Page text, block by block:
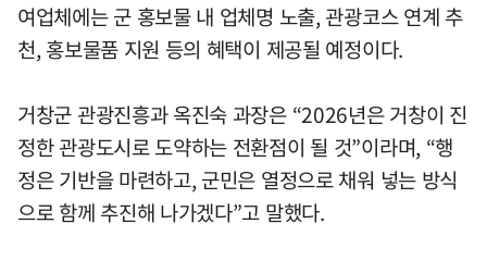
여업체에는 군 홍보물 내 업체명 노출, 관광코스 연계 추
천, 홍보물품 지원 등의 혜택이 제공될 예정이다.
거창군 관광진흥과 옥진숙 과장은 “2026년은 거창이 진
정한 관광도시로 도약하는 전환점이 될 것”이라며, “행
정은 기반을 마련하고, 군민은 열정으로 채워 넣는 방식
으로 함께 추진해 나가겠다”고 말했다.